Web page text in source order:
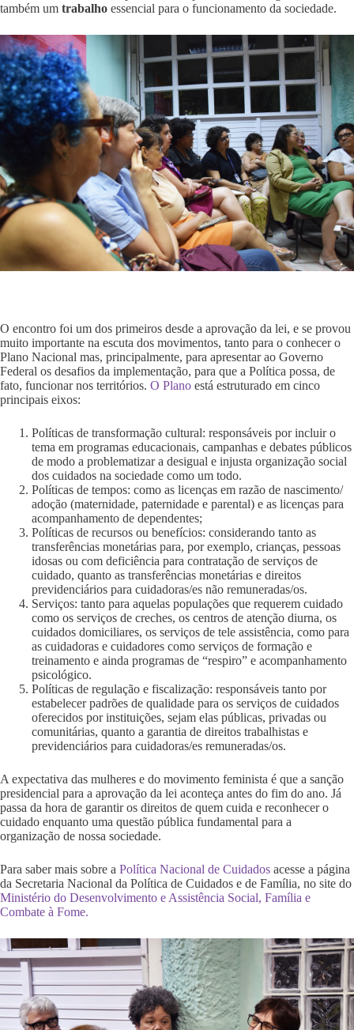
também um trabalho essencial para o funcionamento da sociedade.
O encontro foi um dos primeiros desde a aprovação da lei, e se provou
muito importante na escuta dos movimentos, tanto para o conhecer o
Plano Nacional mas, principalmente, para apresentar ao Governo
Federal os desafios da implementação, para que a Política possa, de
fato, funcionar nos territórios. O Plano está estruturado em cinco
principais eixos:
Políticas de transformação cultural: responsáveis por incluir o
tema em programas educacionais, campanhas e debates públicos
de modo a problematizar a desigual e injusta organização social
dos cuidados na sociedade como um todo.
Políticas de tempos: como as licenças em razão de nascimento/
adoção (maternidade, paternidade e parental) e as licenças para
acompanhamento de dependentes;
Políticas de recursos ou benefícios: considerando tanto as
transferências monetárias para, por exemplo, crianças, pessoas
idosas ou com deficiência para contratação de serviços de
cuidado, quanto as transferências monetárias e direitos
previdenciários para cuidadoras/es não remuneradas/os.
Serviços: tanto para aquelas populações que requerem cuidado
como os serviços de creches, os centros de atenção diurna, os
cuidados domiciliares, os serviços de tele assistência, como para
as cuidadoras e cuidadores como serviços de formação e
treinamento e ainda programas de “respiro” e acompanhamento
psicológico.
Políticas de regulação e fiscalização: responsáveis tanto por
estabelecer padrões de qualidade para os serviços de cuidados
oferecidos por instituições, sejam elas públicas, privadas ou
comunitárias, quanto a garantia de direitos trabalhistas e
previdenciários para cuidadoras/es remuneradas/os.
A expectativa das mulheres e do movimento feminista é que a sanção
presidencial para a aprovação da lei aconteça antes do fim do ano. Já
passa da hora de garantir os direitos de quem cuida e reconhecer o
cuidado enquanto uma questão pública fundamental para a
organização de nossa sociedade.
Para saber mais sobre a Política Nacional de Cuidados acesse a página
da Secretaria Nacional da Política de Cuidados e de Família, no site do
Ministério do Desenvolvimento e Assistência Social, Família e
Combate à Fome.